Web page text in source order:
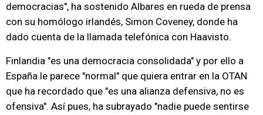
democracias", ha sostenido Albares en rueda de prensa
con su homólogo irlandés, Simon Coveney, donde ha
dado cuenta de la llamada telefónica con Haavisto.
Finlandia "es una democracia consolidada" y por ello a
España le parece "normal" que quiera entrar en la OTAN
que ha recordado que "es una alianza defensiva, no es
ofensiva". Así pues, ha subrayado "nadie puede sentirse